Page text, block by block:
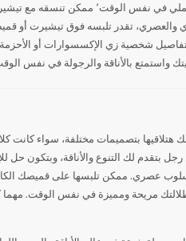
الجاكيت بدون أكمام مصمم عشان
والعصري، تقدر تلبسه فوق تيشيرت أو
شخصية زي الإكسسوارات أو الأحزمة
هتلاقيها بتصميمات مختلفة، سواء كانت
بأسلوب عصري. ممكن تلبسها على قميصك
مريحة ومميزة في نفس الوقت. مهما